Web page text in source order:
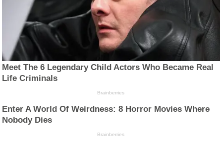
Meet The 6 Legendary Child Actors Who Became Real
Life Criminals
Brainberries
Enter A World Of Weirdness: 8 Horror Movies Where
Nobody Dies
Brainberries